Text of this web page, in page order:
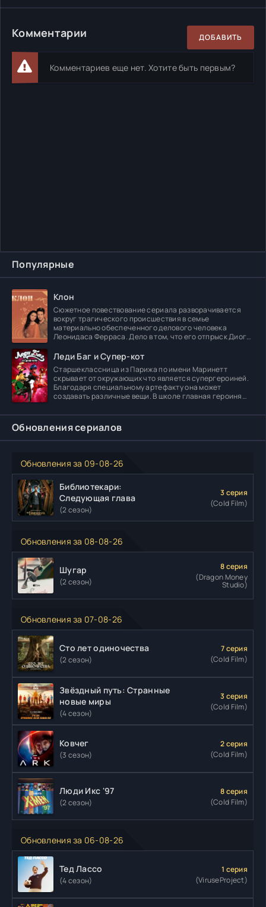
Популярные
Клон
Сюжетное повествование сериала разворачивается
вокруг трагического происшествия в семье
материально обеспеченного делового человека
Леонидаса Ферраса. Дело в том, что его отпрыск Диога
Леди Баг и Супер-кот
Старшеклассница из Парижа по имени Маринетт
скрывает от окружающих что является супергероиней.
Благодаря специальному артефакту она может
создавать различные вещи. В школе главная героиня
Обновления сериалов
Обновления за 09-08-26
Библиотекари:
Следующая глава
(2 сезон)
3 серия
(Cold Film)
Обновления за 08-08-26
Шугар
(2 сезон)
8 серия
(Dragon Money
Studio)
Обновления за 07-08-26
Сто лет одиночества
(2 сезон)
7 серия
(Cold Film)
Звёздный путь: Странные
новые миры
(4 сезон)
3 серия
(Cold Film)
Ковчег
(3 сезон)
2 серия
(Cold Film)
Люди Икс '97
(2 сезон)
8 серия
(Cold Film)
Обновления за 06-08-26
Тед Лассо
(4 сезон)
1 серия
(ViruseProject)
Комментарии ДОБАВИТЬ
Комментариев еще нет. Хотите быть первым?